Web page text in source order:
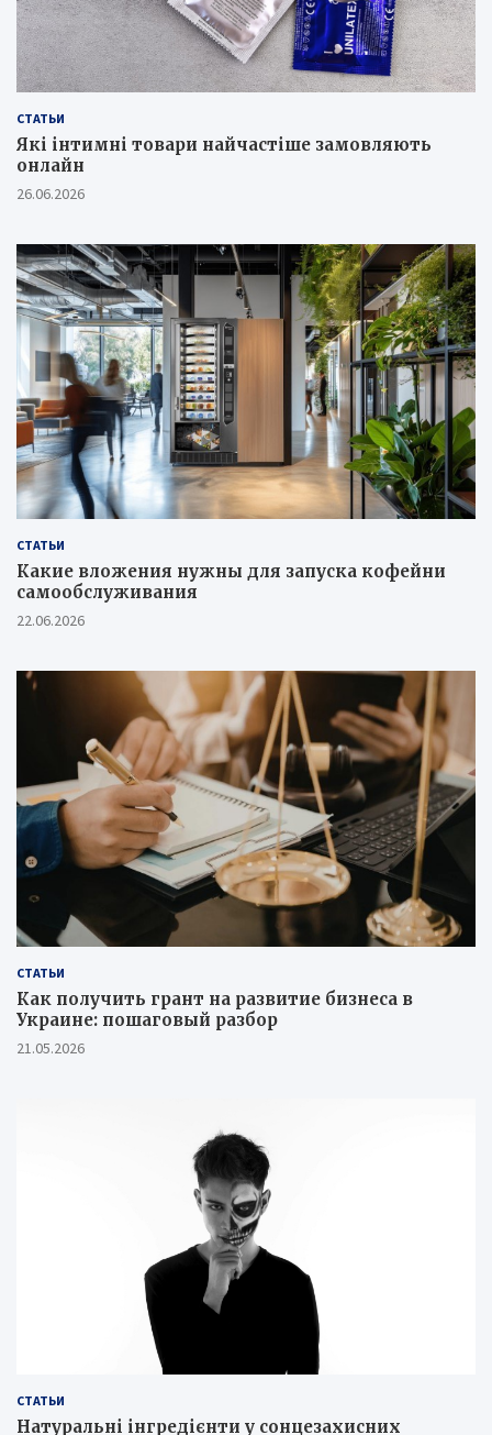
СТАТЬИ
Які інтимні товари найчастіше замовляють
онлайн
26.06.2026
СТАТЬИ
Какие вложения нужны для запуска кофейни
самообслуживания
22.06.2026
СТАТЬИ
Как получить грант на развитие бизнеса в
Украине: пошаговый разбор
21.05.2026
СТАТЬИ
Натуральні інгредієнти у сонцезахисних